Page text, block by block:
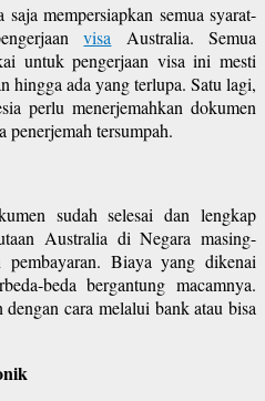
mempersiapkan semua syarat-
visa Australia. Semua
untuk pengerjaan visa ini mesti
hingga ada yang terlupa. Satu lagi,
perlu menerjemahkan dokumen
penerjemah tersumpah.
sudah selesai dan lengkap
Australia di Negara masing-
pembayaran. Biaya yang dikenai
beda bergantung macamnya.
cara melalui bank atau bisa